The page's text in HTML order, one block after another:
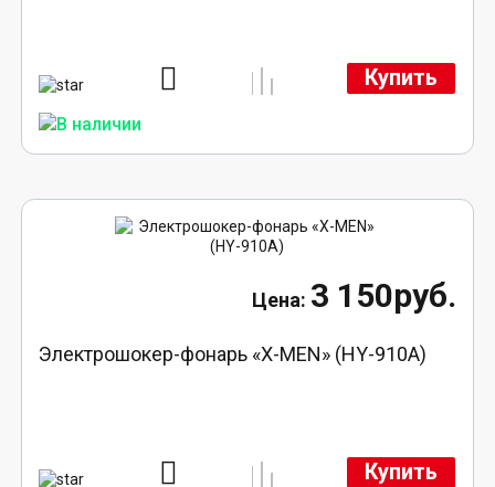
Купить
3 150руб.
Электрошокер-фонарь «X-MEN» (HY-910A)
Купить